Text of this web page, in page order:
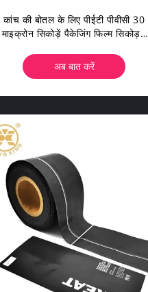
कांच की बोतल के लिए पीईटी पीवीसी 30
माइक्रोन सिकोड़ें पैकेजिंग फिल्म सिकोड़ने
अब बात करें